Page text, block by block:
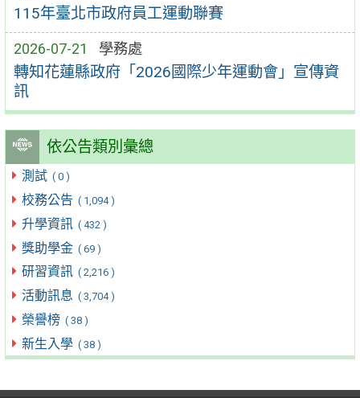
115年臺北市政府員工運動聯賽
2026-07-21 學務處
轉知花蓮縣政府「2026國際少年運動會」宣傳資
訊
依公告類別彙總
測試 ( 0 )
校務公告 ( 1,094 )
升學資訊 ( 432 )
獎助學金 ( 69 )
研習資訊 ( 2,216 )
活動訊息 ( 3,704 )
榮譽榜 ( 38 )
新生入學 ( 38 )